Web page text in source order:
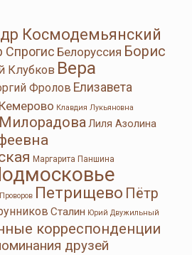
Космодемьянский
Спрогис Белоруссия Борис
Клубков Вера
Фролов Елизавета
Кемерово Клавдия Лукьяновна
Лиля Азолина
Маргарита Паншина
Петрищево Пётр
Сталин Юрий Двужильный
корреспонденции
друзей